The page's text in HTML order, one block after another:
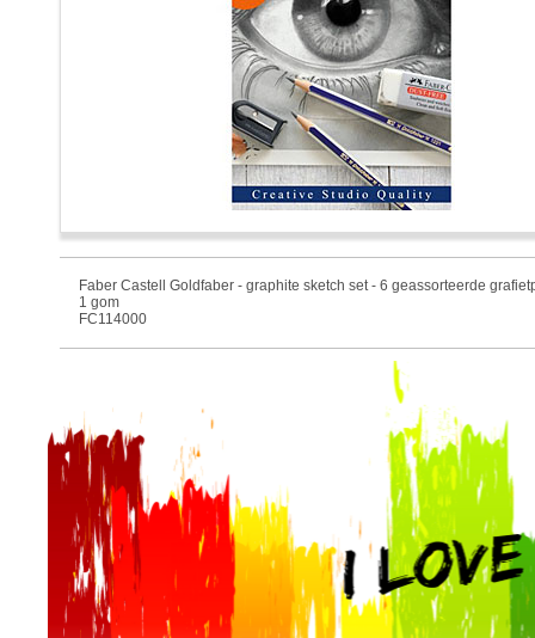
Faber Castell Goldfaber - graphite sketch set - 6 geassorteerde
1 gom
FC114000